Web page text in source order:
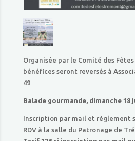
Organisée par le Comité des
bénéfices seront reversés à
49
Balade gourmande, dimanche 18
Inscription par mail et règlement
RDV à la salle du Patronage de